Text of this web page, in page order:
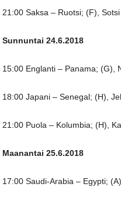
21:00 Saksa – Ruotsi; (F), Sotsi
Sunnuntai 24.6.2018
15:00 Englanti – Panama; (G),
18:00 Japani – Senegal; (H),
21:00 Puola – Kolumbia; (H),
Maanantai 25.6.2018
17:00 Saudi-Arabia – Egypti;